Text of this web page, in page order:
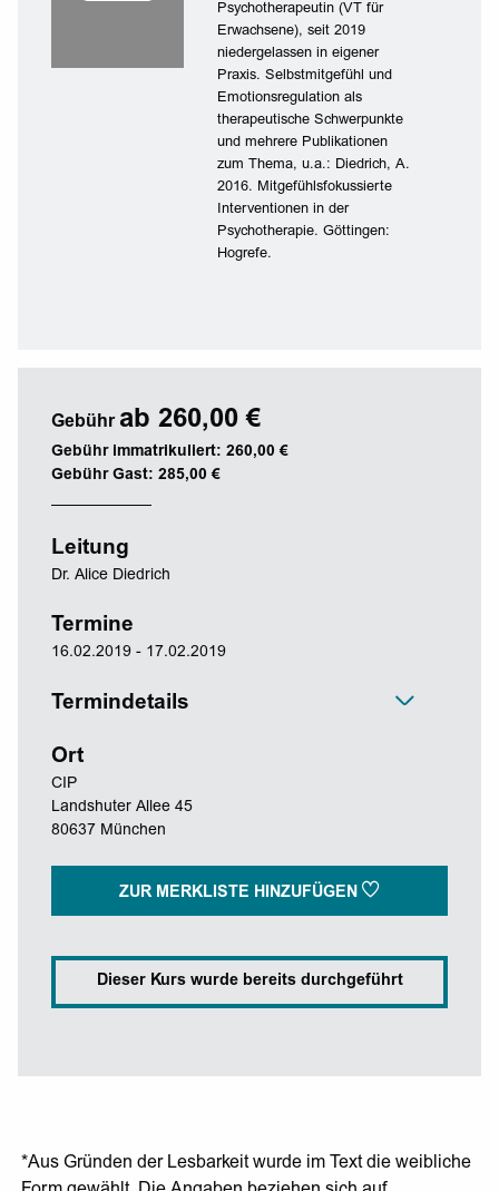
Psychotherapeutin (VT für
Erwachsene), seit 2019
niedergelassen in eigener
Praxis. Selbstmitgefühl und
Emotionsregulation als
therapeutische Schwerpunkte
und mehrere Publikationen
zum Thema, u.a.: Diedrich, A.
2016. Mitgefühlsfokussierte
Interventionen in der
Psychotherapie. Göttingen:
Hogrefe.
Gebühr ab 260,00 €
Gebühr immatrikuliert: 260,00 €
Gebühr Gast: 285,00 €
Leitung
Dr. Alice Diedrich
Termine
16.02.2019 - 17.02.2019
Termindetails
Ort
CIP
Landshuter Allee 45
80637 München
ZUR MERKLISTE HINZUFÜGEN
Dieser Kurs wurde bereits durchgeführt
*Aus Gründen der Lesbarkeit wurde im Text die weibliche